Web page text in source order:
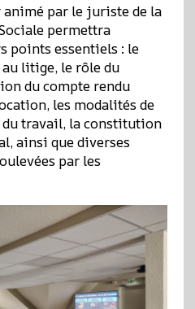
par le juriste de la
permettra
points essentiels : le
au litige, le rôle du
du compte rendu
les modalités de
du travail, la constitution
ainsi que diverses
par les